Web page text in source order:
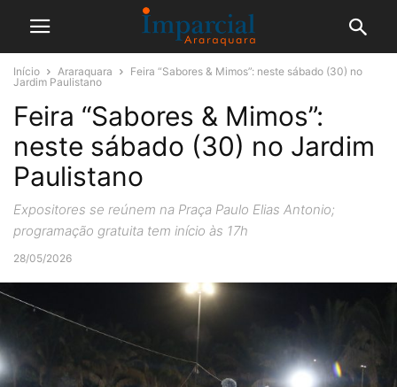
Início Araraquara
Feira “Sabores & Mimos”: neste sábado (30) no
Jardim Paulistano
Feira “Sabores & Mimos”:
neste sábado (30) no Jardim
Paulistano
Expositores se reúnem na Praça Paulo Elias Antonio;
programação gratuita tem início às 17h
28/05/2026